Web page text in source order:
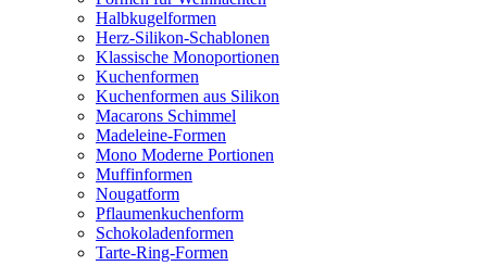
Halbkugelformen
Herz-Silikon-Schablonen
Klassische Monoportionen
Kuchenformen
Kuchenformen aus Silikon
Macarons Schimmel
Madeleine-Formen
Mono Moderne Portionen
Muffinformen
Nougatform
Pflaumenkuchenform
Schokoladenformen
Tarte-Ring-Formen